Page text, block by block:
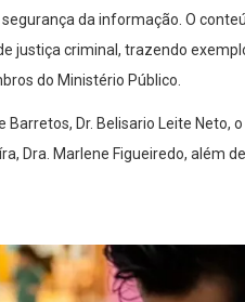
da informação. O
justiça criminal, trazendo
do Ministério Público.
Dr. Belisario Leite Neto,
Dra. Marlene Figueiredo, além